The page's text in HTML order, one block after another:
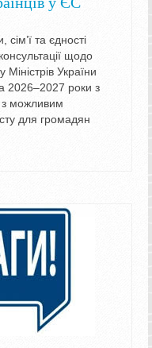
сім’ї та єдності
щодо
України
2026–2027 роки з
з можливим
для громадян